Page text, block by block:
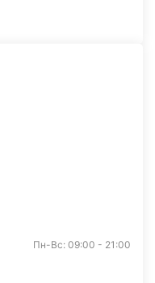
Пн-Вс: 09:00 - 21:00